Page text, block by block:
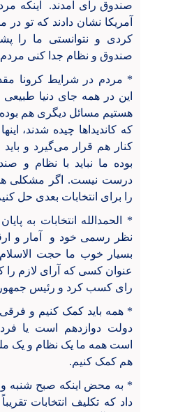
صندوق رای آمدند. اینکه
آمریکا نشان دادند که تو
کردی و نتوانستی ما را
صندوق و نظام جدا کنی مردم
* مردم در شرایط کرونا
این در همه جای دنیا
هستیم مسائل دیگری هم
که کاندیداها چیده شدند،
کنار هم قرار می‌گیرد و
بوده ما نباید با نظام و
درست نیست. اگر مشکلی
را برای انتخابات بعدی حل
* الحمدالله انتخابات به
نظر رسمی خود و آمار و
بسیار خوب ما حجت
رای کسب کرد و رئیس
* همه باید کمک کنیم و
دولت دوازدهم است یا
است همه ما یک نظام و یک
هم کمک کنیم.
* به محض اینکه صبح شنبه